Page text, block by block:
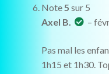
Note5 sur 5
Axel B.
–
Pas mal les
1h15 et 1h30.